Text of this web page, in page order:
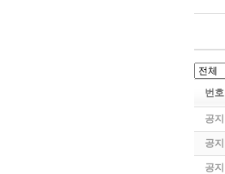
번호
공지
공지
공지